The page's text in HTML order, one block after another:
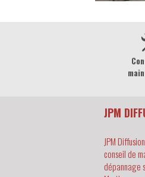
JPM
JPM
conseil de
dépannage